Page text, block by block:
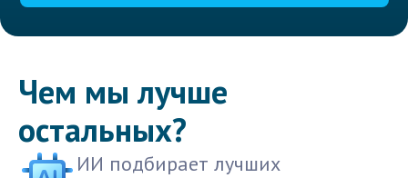
Чем мы лучше
остальных?
ИИ подбирает лучших